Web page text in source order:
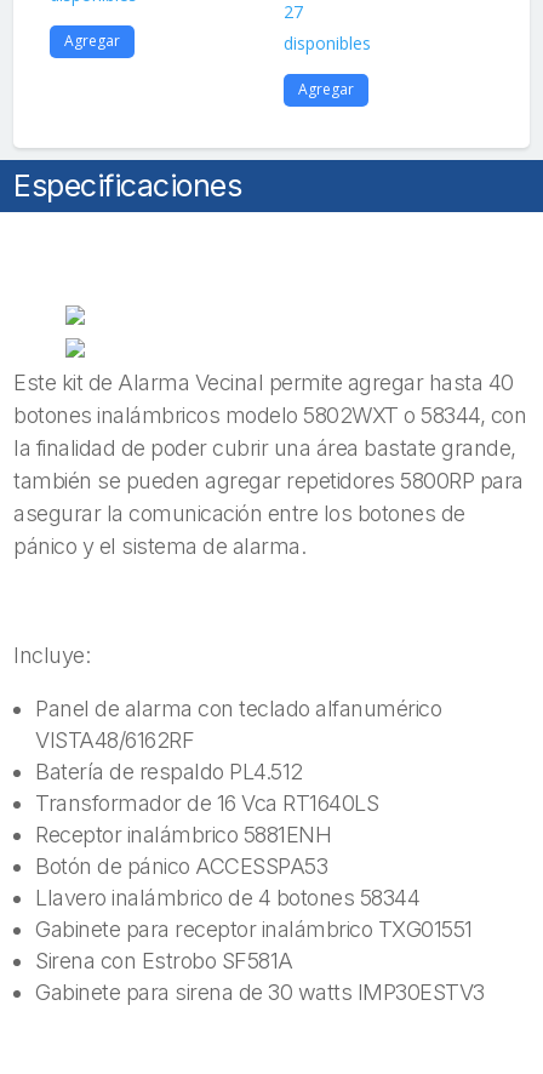
Agregar
27
disponibles
Agregar
Especificaciones
Este kit de Alarma Vecinal permite agregar hasta 40
botones inalámbricos modelo 5802WXT o 58344, con
la finalidad de poder cubrir una área bastate grande,
también se pueden agregar repetidores 5800RP para
asegurar la comunicación entre los botones de
pánico y el sistema de alarma.
Incluye:
Panel de alarma con teclado alfanumérico
VISTA48/6162RF
Batería de respaldo PL4.512
Transformador de 16 Vca RT1640LS
Receptor inalámbrico 5881ENH
Botón de pánico ACCESSPA53
Llavero inalámbrico de 4 botones 58344
Gabinete para receptor inalámbrico TXG01551
Sirena con Estrobo SF581A
Gabinete para sirena de 30 watts IMP30ESTV3